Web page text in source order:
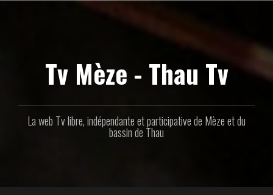
Tv Mèze - Thau Tv
La web Tv libre, indépendante et participative de Mèze et du
bassin de Thau